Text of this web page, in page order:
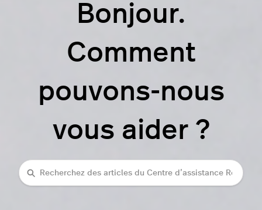
Bonjour.
Comment
pouvons-nous
vous aider ?
Recherche